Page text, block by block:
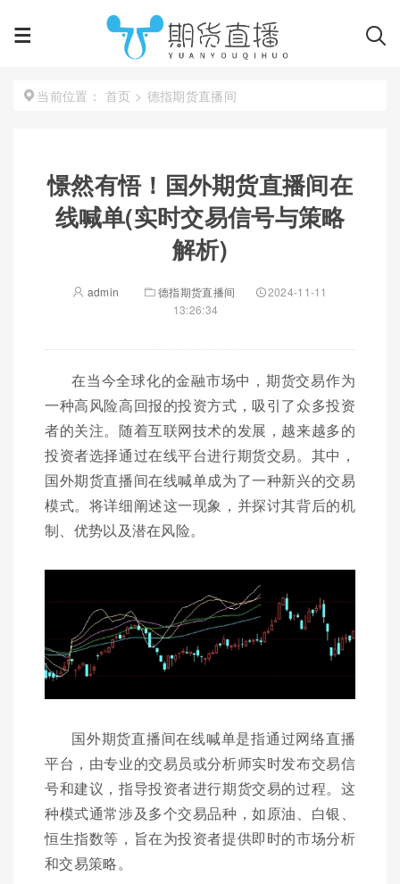
当前位置： 首页 > 德指期货直播间
憬然有悟！国外期货直播间在
线喊单(实时交易信号与策略
解析)
admin 德指期货直播间
2024-11-11
13:26:34
在当今全球化的金融市场中，期货交易作为
一种高风险高回报的投资方式，吸引了众多投资
者的关注。随着互联网技术的发展，越来越多的
投资者选择通过在线平台进行期货交易。其中，
国外期货直播间在线喊单成为了一种新兴的交易
模式。将详细阐述这一现象，并探讨其背后的机
制、优势以及潜在风险。
国外期货直播间在线喊单是指通过网络直播
平台，由专业的交易员或分析师实时发布交易信
号和建议，指导投资者进行期货交易的过程。这
种模式通常涉及多个交易品种，如原油、白银、
恒生指数等，旨在为投资者提供即时的市场分析
和交易策略。